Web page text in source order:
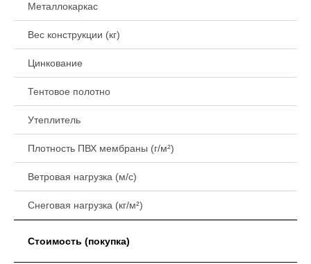
Металлокаркас
Вес конструкции (кг)
Цинкование
Тентовое полотно
Утеплитель
Плотность ПВХ мембраны (г/м²)
Ветровая нагрузка (м/с)
Снеговая нагрузка (кг/м²)
Стоимость (покупка)